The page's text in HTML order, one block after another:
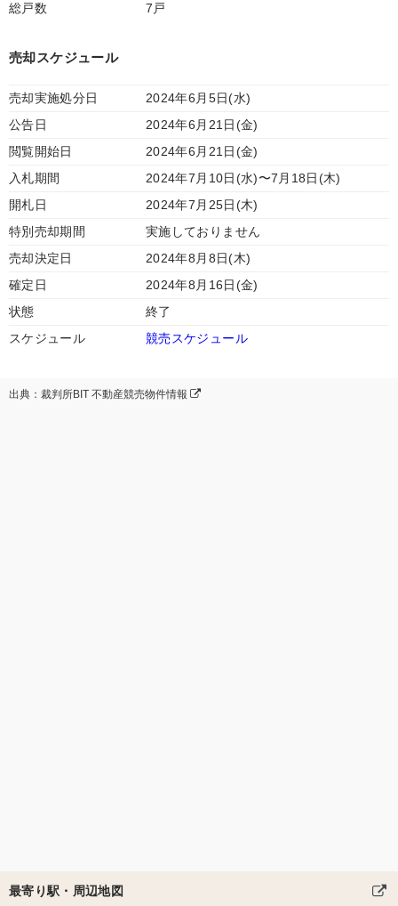
総戸数
7戸
売却スケジュール
売却実施処分日
2024年6月5日(水)
公告日
2024年6月21日(金)
閲覧開始日
2024年6月21日(金)
入札期間
2024年7月10日(水)〜7月18日(木)
開札日
2024年7月25日(木)
特別売却期間
実施しておりません
売却決定日
2024年8月8日(木)
確定日
2024年8月16日(金)
状態
終了
スケジュール
競売スケジュール
出典：裁判所BIT 不動産競売物件情報
最寄り駅・周辺地図